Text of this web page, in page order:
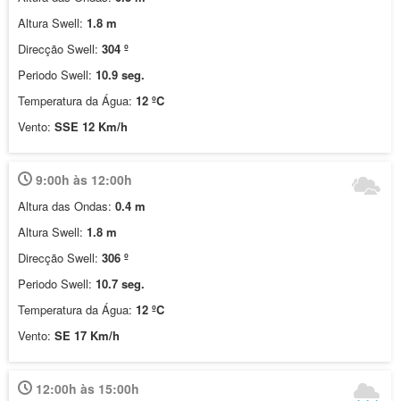
Altura Swell: 1.8 m
Direcção Swell: 304 º
Periodo Swell: 10.9 seg.
Temperatura da Água: 12 ºC
Vento: SSE 12 Km/h
9:00h às 12:00h
Altura das Ondas: 0.4 m
Altura Swell: 1.8 m
Direcção Swell: 306 º
Periodo Swell: 10.7 seg.
Temperatura da Água: 12 ºC
Vento: SE 17 Km/h
12:00h às 15:00h